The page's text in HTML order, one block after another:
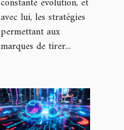
de contenu
longue
traîne
avec lui, les stratégies
permettant aux
marques de tirer...